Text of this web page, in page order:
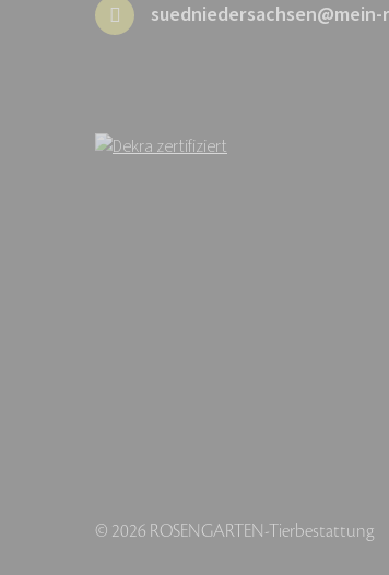
© 2026 ROSENGARTEN-Tierbestattung